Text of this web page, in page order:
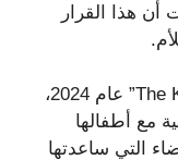
أن هذا القرار
وخلال حلقة من برنامج “The Kardashians” عام 2024،
مع أطفالها
التي ساعدتها